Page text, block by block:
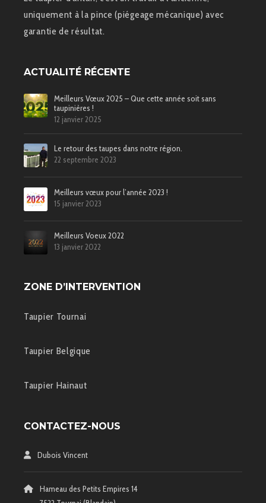
uniquement à la pince (piégeage mécanique) avec
garantie de résultat.
ACTUALITÉ RÉCENTE
Meilleurs Vœux 2025 – Que cette année soit sans
taupinières !
12 janvier 2025
Le retour des taupes dans notre région.
22 septembre 2023
Meilleurs vœux pour l’année 2023 !
15 janvier 2023
Meilleurs Voeux 2022
13 janvier 2022
ZONE D’INTERVENTION
Taupier Tournai
Taupier Belgique
Taupier Hainaut
CONTACTEZ-NOUS
Dubois Vincent
Hameau des Petits Empires 14